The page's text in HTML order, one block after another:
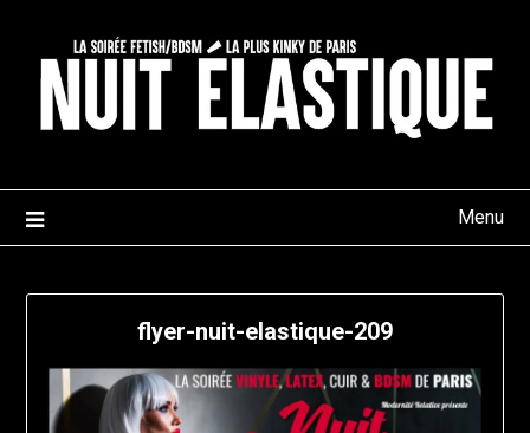
content
Menu
flyer-nuit-elastique-209